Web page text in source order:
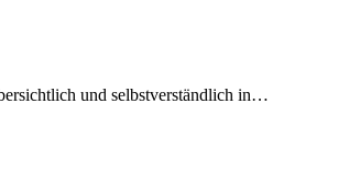
und selbstverständlich in…